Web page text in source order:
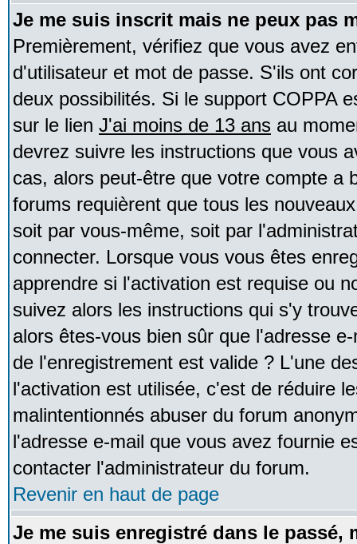
Je me suis inscrit mais ne peux pas
Premièrement, vérifiez que vous avez
d'utilisateur et mot de passe. S'ils ont
deux possibilités. Si le support COPPA
sur le lien J'ai moins de 13 ans au
devrez suivre les instructions que vous
cas, alors peut-être que votre compte a
forums requièrent que tous les
soit par vous-même, soit par
connecter. Lorsque vous vous êtes
apprendre si l'activation est requise ou
suivez alors les instructions qui s'y
alors êtes-vous bien sûr que l'adresse
de l'enregistrement est valide ? L'une
l'activation est utilisée, c'est de réduire
malintentionnés abuser du forum
l'adresse e-mail que vous avez fournie
contacter l'administrateur du forum.
Revenir en haut de page
Je me suis enregistré dans le passé,